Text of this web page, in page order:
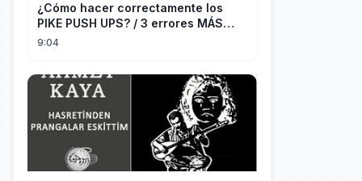
¿Cómo hacer correctamente los
PIKE PUSH UPS? / 3 errores MÁS
9:04